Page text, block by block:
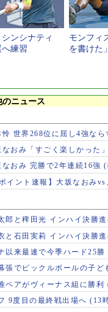
ンシナティ
へ練習
モンフィ
を書けた」
のニュース
怜 世界268位に屈し4強なら
なおみ「すごく楽しかった」
なおみ 完勝で2年連続16強
イント速報】大坂なおみvs
郎と稗田光 インハイ決勝進
と石田実莉 インハイ決勝進
以来最速で今季ハード25勝
張でピックルボールの子ど
ペアがヴィーナス組に勝利
9度目の最終戦出場へ (13